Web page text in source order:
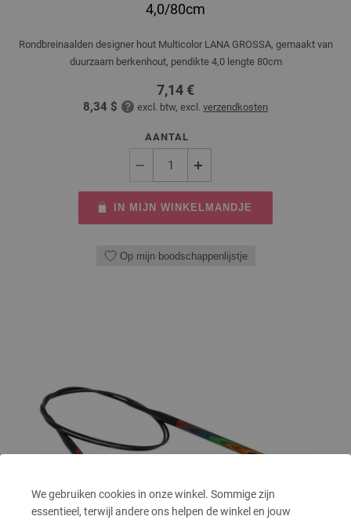
We gebruiken cookies in onze winkel. Sommige zijn
essentieel, terwijl andere ons helpen de winkel en jouw
4,0/80cm
Rondbreinaalden designer hout Multicolor LANA GROSSA, gemaakt van
duurzaam berkenhout, pendikte 4,0 lengte 80cm
7,14 €
8,34 $ excl. btw, excl. verzendkosten
AANTAL
IN MIJN WINKELMANDJE
Op mijn boodschappenlijstje